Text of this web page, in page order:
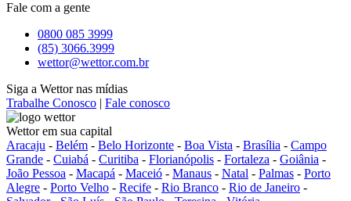
Fale com a gente
0800 085 3999
(85) 3066.3999
wettor@wettor.com.br
Siga a Wettor nas mídias
Trabalhe Conosco | Fale conosco
Wettor em sua capital
Aracaju - Belém - Belo Horizonte - Boa Vista - Brasília - Campo
Grande - Cuiabá - Curitiba - Florianópolis - Fortaleza - Goiânia -
João Pessoa - Macapá - Maceió - Manaus - Natal - Palmas - Porto
Alegre - Porto Velho - Recife - Rio Branco - Rio de Janeiro -